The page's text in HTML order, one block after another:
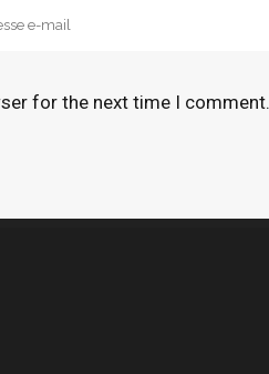
for the next time I comment.